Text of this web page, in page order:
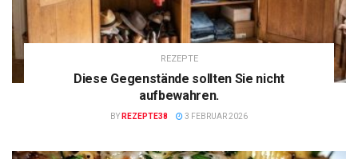
REZEPTE
Diese Gegenstände sollten Sie nicht
aufbewahren.
BY REZEPTE38 3 FEBRUAR 2026